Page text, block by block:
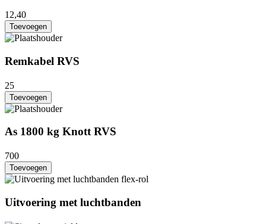
12,40
Toevoegen
Remkabel RVS
25
Toevoegen
As 1800 kg Knott RVS
700
Toevoegen
Uitvoering met luchtbanden